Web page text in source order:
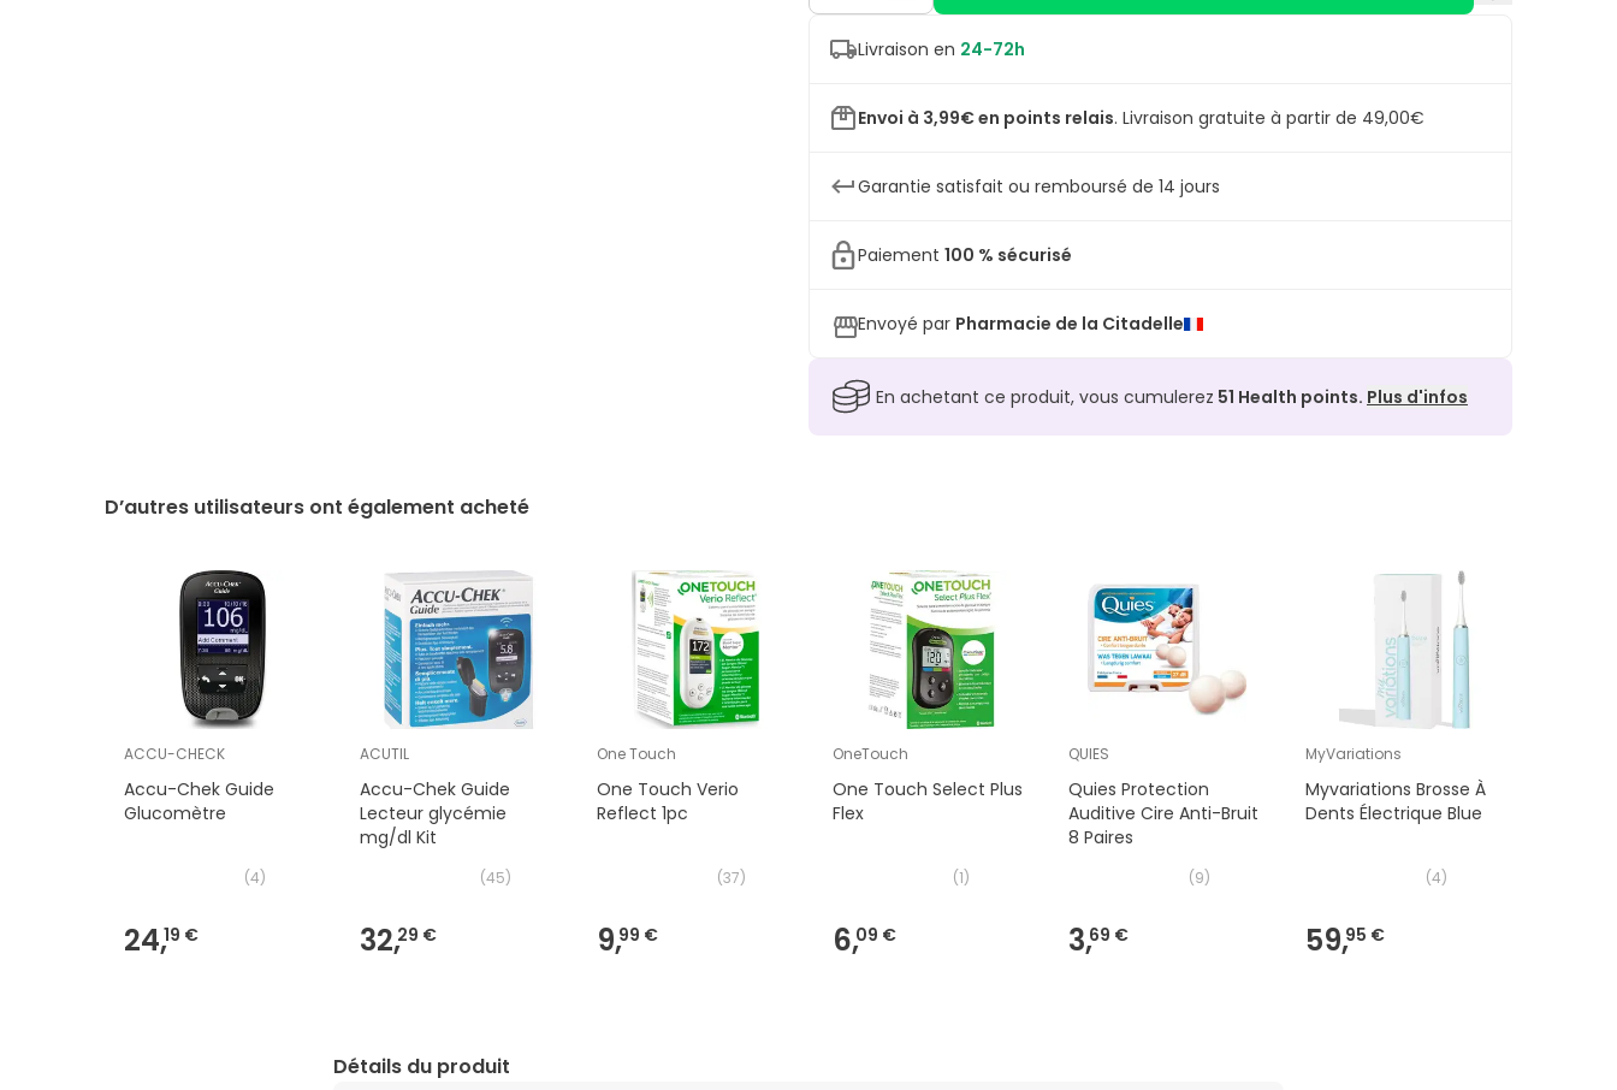
Livraison en 24-72h
Envoi à 3,99€ en points relais. Livraison gratuite à partir de 49,00€
Garantie satisfait ou remboursé de 14 jours
Paiement 100 % sécurisé
Envoyé par Pharmacie de la Citadelle
En achetant ce produit, vous cumulerez 51 Health points. Plus d'infos
D’autres utilisateurs ont également acheté
ACCU-CHECK
Accu-Chek Guide
Glucomètre
(4)
24,19 €
ACUTIL
Accu-Chek Guide
Lecteur glycémie
mg/dl Kit
(45)
32,29 €
One Touch
One Touch Verio
Reflect 1pc
(37)
9,99 €
OneTouch
One Touch Select Plus
Flex
(1)
6,09 €
QUIES
Quies Protection
Auditive Cire Anti-Bruit
8 Paires
(9)
3,69 €
MyVariations
Myvariations Brosse À
Dents Électrique Blue
(4)
59,95 €
Détails du produit